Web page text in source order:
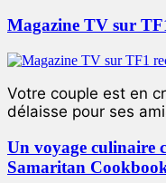
Magazine TV sur
Votre couple est en
délaisse pour ses
Un voyage culinaire
Samaritan